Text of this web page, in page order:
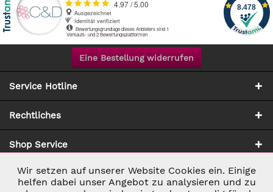
Eine Bestellung widerrufen
Service Hotline
Rechtliches
Shop Service
Zahlung & Versand
Notwendig Aktiv
Wir setzen auf unserer Website Cookies ein. Einige
helfen dabei unser Angebot zu analysieren und zu